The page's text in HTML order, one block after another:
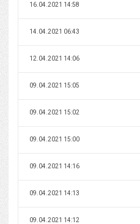
16.04.2021 14:58
14.04.2021 06:43
12.04.2021 14:06
09.04.2021 15:05
09.04.2021 15:02
09.04.2021 15:00
09.04.2021 14:16
09.04.2021 14:13
09.04.2021 14:12